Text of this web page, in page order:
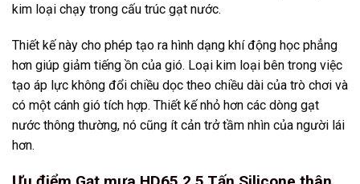
kim loại chạy trong cấu trúc gạt nước.
Thiết kế này cho phép tạo ra hình dạng khí động học phẳng
hơn giúp giảm tiếng ồn của gió. Loại kim loại bên trong việc
tạo áp lực không đổi chiều dọc theo chiều dài của trò chơi và
có một cánh gió tích hợp. Thiết kế nhỏ hơn các dòng gạt
nước thông thường, nó cũng ít cản trở tầm nhìn của người lái
hơn.